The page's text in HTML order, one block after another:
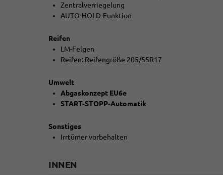
Zentralverriegelung
AUTO-HOLD-Funktion
Reifen
LM-Felgen
Reifen: Reifengröße 205/55R17
Umwelt
Abgaskonzept EU6e
START-STOPP-Automatik
Sonstiges
Irrtümer vorbehalten
INNEN